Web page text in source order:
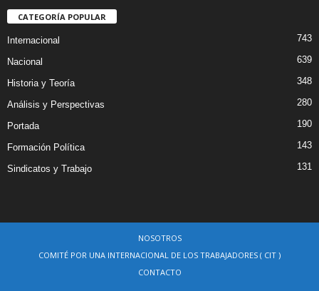
CATEGORÍA POPULAR
Internacional 743
Nacional 639
Historia y Teoría 348
Análisis y Perspectivas 280
Portada 190
Formación Política 143
Sindicatos y Trabajo 131
NOSOTROS
COMITÉ POR UNA INTERNACIONAL DE LOS TRABAJADORES ( CIT )
CONTACTO